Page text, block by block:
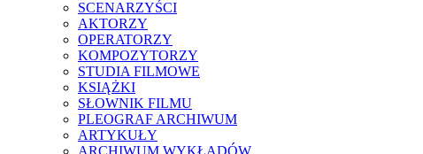
SCENARZYŚCI
AKTORZY
OPERATORZY
KOMPOZYTORZY
STUDIA FILMOWE
KSIĄŻKI
SŁOWNIK FILMU
PLEOGRAF ARCHIWUM
ARTYKUŁY
ARCHIWUM WYKŁADÓW